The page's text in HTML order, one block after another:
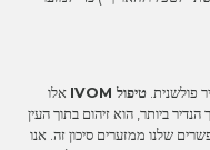
פולשנית. טיפול IVOM
אלו
ביותר, הוא זיהום בתוך העין
שלנו ממזערים סיכון זה. אנו